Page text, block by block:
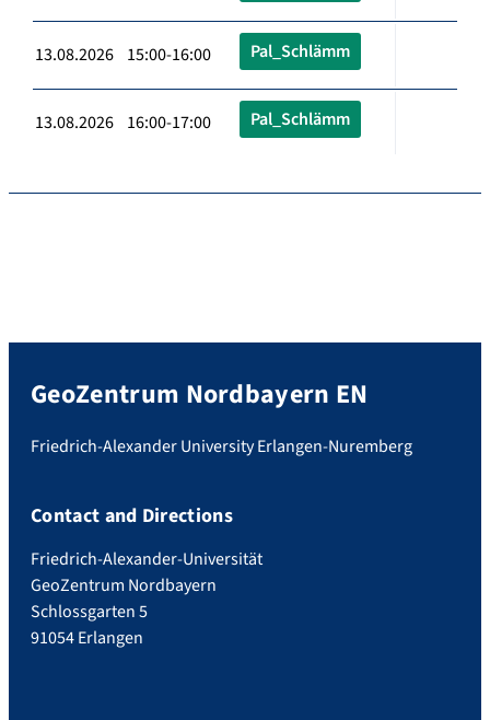
13.08.2026 15:00-16:00 Pal_Schlämm
13.08.2026 16:00-17:00 Pal_Schlämm
GeoZentrum Nordbayern EN
Friedrich-Alexander University Erlangen-Nuremberg
Contact and Directions
Friedrich-Alexander-Universität
GeoZentrum Nordbayern
Schlossgarten 5
91054 Erlangen